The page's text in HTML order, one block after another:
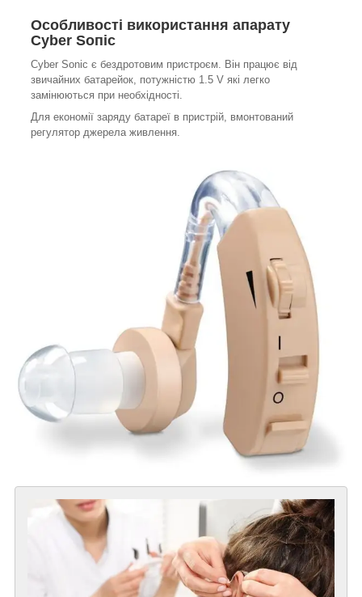
Особливості використання апарату
Cyber Ѕопіс
Cyber Sonic є бездротовим пристроєм. Він працює від
звичайних батарейок, потужністю 1.5 V які легко
замінюються при необхідності.
Для економії заряду батареї в пристрій, вмонтований
регулятор джерела живлення.